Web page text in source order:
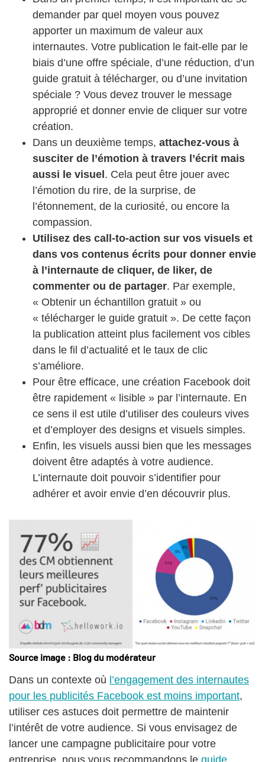
demander par quel moyen vous pouvez
apporter un maximum de valeur aux
internautes. Votre publication le fait-elle par le
biais d’une offre spéciale, d’une réduction, d’un
guide gratuit à télécharger, ou d’une invitation
spéciale ? Vous devez trouver le message
approprié et donner envie de cliquer sur votre
création.
Dans un deuxième temps, attachez-vous à
susciter de l’émotion à travers l’écrit mais
aussi le visuel . Cela peut être jouer avec
l’émotion du rire, de la surprise, de
l’étonnement, de la curiosité, ou encore la
compassion.
Utilisez des call-to-action sur vos visuels et
dans vos contenus écrits pour donner envie
à l’internaute de cliquer, de liker, de
commenter ou de partager. Par exemple,
« Obtenir un échantillon gratuit » ou
« télécharger le guide gratuit ». De cette façon
la publication atteint plus facilement vos cibles
dans le fil d’actualité et le taux de clic
s’améliore.
Pour être efficace, une création Facebook doit
être rapidement « lisible » par l’internaute. En
ce sens il est utile d’utiliser des couleurs vives
et d’employer des designs et visuels simples.
Enfin, les visuels aussi bien que les messages
doivent être adaptés à votre audience.
L’internaute doit pouvoir s’identifier pour
adhérer et avoir envie d’en découvrir plus.
Source image : Blog du modérateur
Dans un contexte où l’engagement des internautes
pour les publicités Facebook est moins important,
utiliser ces astuces doit permettre de maintenir
l’intérêt de votre audience. Si vous envisagez de
lancer une campagne publicitaire pour votre
entreprise, nous vous recommandons le guide